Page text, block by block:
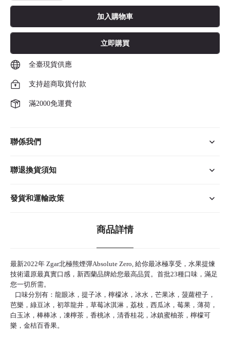
加入購物車
立即購買
全臺現貨供應
支持超商取貨付款
滿2000免運費
聯係我們
聯退換貨須知
發貨和運輸政策
商品詳情
最新2022年 Zgar北極熊煙彈Absolute Zero, 給你最冰極享受，水果提煉
技術還原最真實口感，新西蘭品牌給您最高品質。首批23種口味，滿足
您一切所需。
口味分別有：龍眼冰，提子冰，檸檬冰，冰水，芒果冰，菠蘿橙子，
芭樂，綠豆冰，初萃龍井，草莓冰淇淋，荔枝，西瓜冰，莓果，薄荷，
白玉冰，棒棒冰，凍檸茶，香桃冰，清香桂花，冰鎮蜜柚茶，檸檬可
樂，金桔百香果。